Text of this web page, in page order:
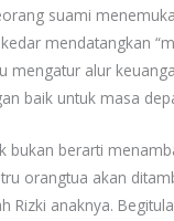
suami
mendatangkan
mengatur alur
baik untuk masa
bukan berarti
orangtua akan
Rizki anaknya.